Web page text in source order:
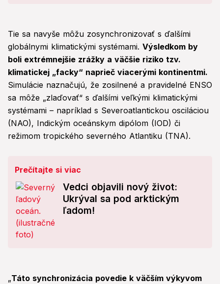
Tie sa navyše môžu zosynchronizovať s ďalšími
globálnymi klimatickými systémami. Výsledkom by
boli extrémnejšie zrážky a väčšie riziko tzv.
klimatickej „facky“ naprieč viacerými kontinentmi.
Simulácie naznačujú, že zosilnené a pravidelné ENSO
sa môže „zlaďovať“ s ďalšími veľkými klimatickými
systémami – napríklad s Severoatlantickou osciláciou
(NAO), Indickým oceánskym dipólom (IOD) či
režimom tropického severného Atlantiku (TNA).
Prečítajte si viac
Vedci objavili nový život:
Ukrýval sa pod arktickým
ľadom!
„Táto synchronizácia povedie k väčším výkyvom